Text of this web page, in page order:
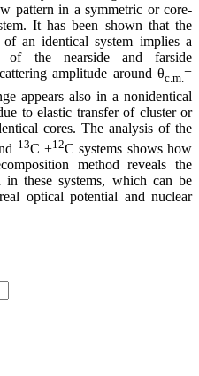
pattern in a symmetric or core-
It has been shown that the
an identical system implies a
of the nearside and farside
amplitude around θc.m. =
appears also in a nonidentical
to elastic transfer of cluster or
cores. The analysis of the
13C +12C systems shows how
method reveals the
in these systems, which can be
optical potential and nuclear